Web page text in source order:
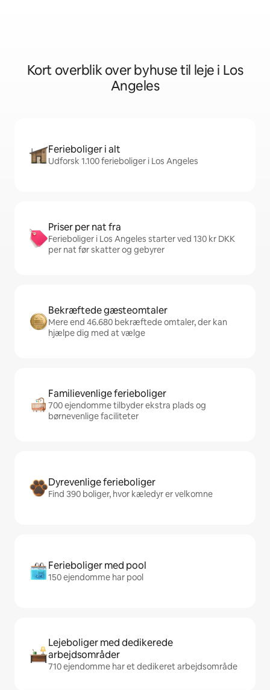
Kort overblik over byhuse til leje i Los
Angeles
Ferieboliger i alt
Udforsk 1.100 ferieboliger i Los Angeles
Priser per nat fra
Ferieboliger i Los Angeles starter ved 130 kr DKK
per nat før skatter og gebyrer
Bekræftede gæsteomtaler
Mere end 46.680 bekræftede omtaler, der kan
hjælpe dig med at vælge
Familievenlige ferieboliger
700 ejendomme tilbyder ekstra plads og
børnevenlige faciliteter
Dyrevenlige ferieboliger
Find 390 boliger, hvor kæledyr er velkomne
Ferieboliger med pool
150 ejendomme har pool
Lejeboliger med dedikerede
arbejdsområder
710 ejendomme har et dedikeret arbejdsområde